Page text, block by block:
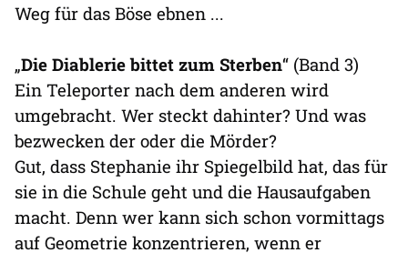
Weg für das Böse ebnen ...
„Die Diablerie bittet zum Sterben“ (Band 3)
Ein Teleporter nach dem anderen wird
umgebracht. Wer steckt dahinter? Und was
bezwecken der oder die Mörder?
Gut, dass Stephanie ihr Spiegelbild hat, das für
sie in die Schule geht und die Hausaufgaben
macht. Denn wer kann sich schon vormittags
auf Geometrie konzentrieren, wenn er